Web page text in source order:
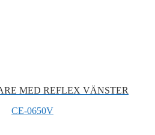
MED REFLEX VÄNSTER
CE-0650V